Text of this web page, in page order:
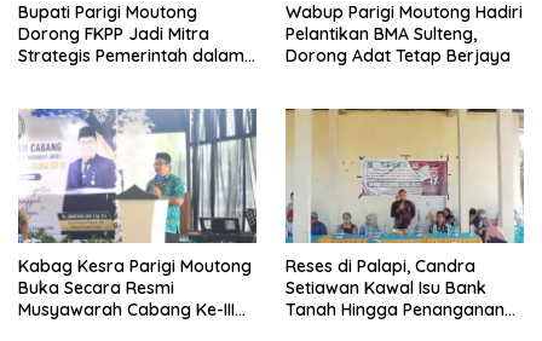
Bupati Parigi Moutong
Dorong FKPP Jadi Mitra
Strategis Pemerintah dalam
Wabup Parigi Moutong Hadiri
Pelantikan BMA Sulteng,
Dorong Adat Tetap Berjaya
Kabag Kesra Parigi Moutong
Buka Secara Resmi
Musyawarah Cabang Ke-III
Reses di Palapi, Candra
Setiawan Kawal Isu Bank
Tanah Hingga Penanganan